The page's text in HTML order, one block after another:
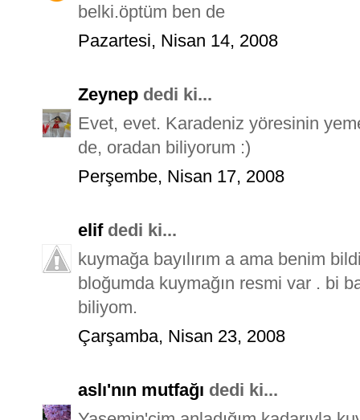
belki.öptüm ben de
Pazartesi, Nisan 14, 2008
Zeynep dedi ki...
Evet, evet. Karadeniz yöresinin
de, oradan biliyorum :)
Perşembe, Nisan 17, 2008
elifdedi ki...
kuymağa bayılırım a ama benim
bloğumda kuymağın resmi var . bi
biliyom.
Çarşamba, Nisan 23, 2008
aslı'nın mutfağı dedi ki...